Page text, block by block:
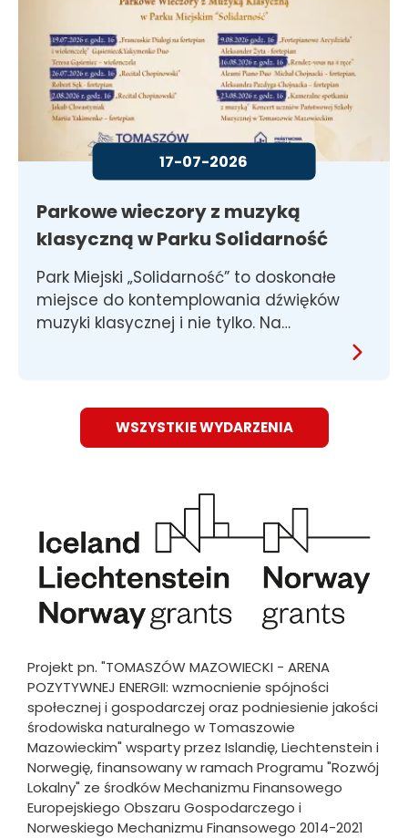
17-07-2026
Parkowe wieczory z muzyką
klasyczną w Parku Solidarność
Park Miejski „Solidarność” to doskonałe
miejsce do kontemplowania dźwięków
muzyki klasycznej i nie tylko. Na…
WSZYSTKIE WYDARZENIA
Projekt pn. "TOMASZÓW MAZOWIECKI - ARENA
POZYTYWNEJ ENERGII: wzmocnienie spójności
społecznej i gospodarczej oraz podniesienie jakości
środowiska naturalnego w Tomaszowie
Mazowieckim" wsparty przez Islandię, Liechtenstein i
Norwegię, finansowany w ramach Programu "Rozwój
Lokalny" ze środków Mechanizmu Finansowego
Europejskiego Obszaru Gospodarczego i
Norweskiego Mechanizmu Finansowego 2014-2021